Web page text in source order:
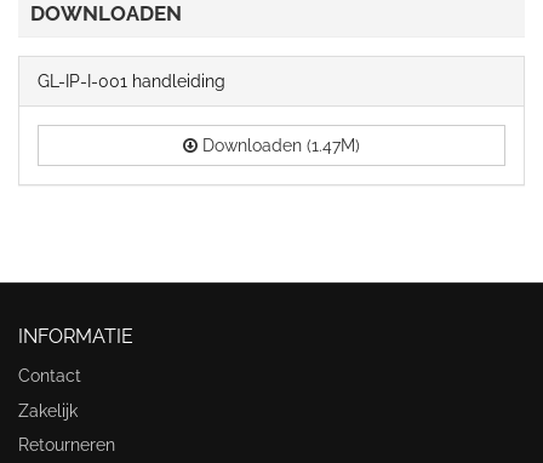
DOWNLOADEN
GL-IP-I-001 handleiding
Downloaden (1.47M)
INFORMATIE
Contact
Zakelijk
Retourneren